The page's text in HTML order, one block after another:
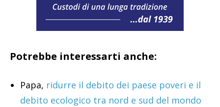
Potrebbe interessarti anche:
Papa, ridurre il debito dei paese poveri e il
debito ecologico tra nord e sud del mondo